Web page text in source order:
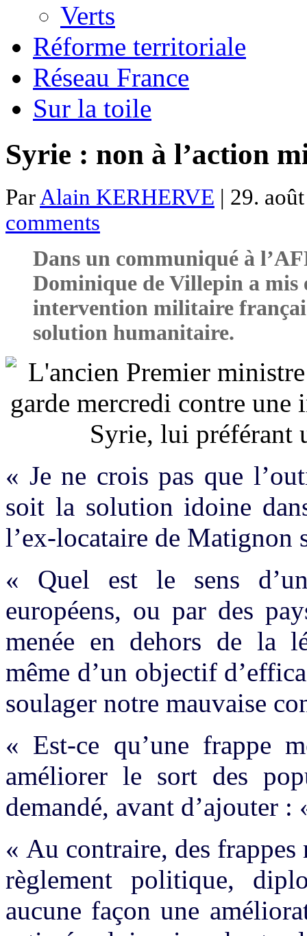
Verts
Réforme territoriale
Réseau France
Sur la toile
Syrie : non à l’action
Par Alain KERHERVE | 29.
comments
Dans un communiqué à
Dominique de Villepin a mis
intervention militaire
solution humanitaire.
« Je ne crois pas que
soit la solution idoine
l’ex-locataire de Matignon
« Quel est le sens
européens, ou par des
menée en dehors de la
même d’un objectif
soulager notre mauvaise
« Est-ce qu’une frappe
améliorer le sort des
demandé, avant d’ajouter :
« Au contraire, des
règlement politique,
aucune façon une